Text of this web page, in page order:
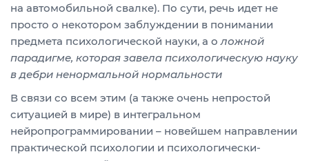
на автомобильной свалке). По сути, речь идет не
просто о некотором заблуждении в понимании
предмета психологической науки, а о ложной
парадигме, которая завела психологическую науку
в дебри ненормальной нормальности
В связи со всем этим (а также очень непростой
ситуацией в мире) в интегральном
нейропрограммировании – новейшем направлении
практической психологии и психологически-